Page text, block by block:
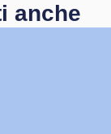
anche